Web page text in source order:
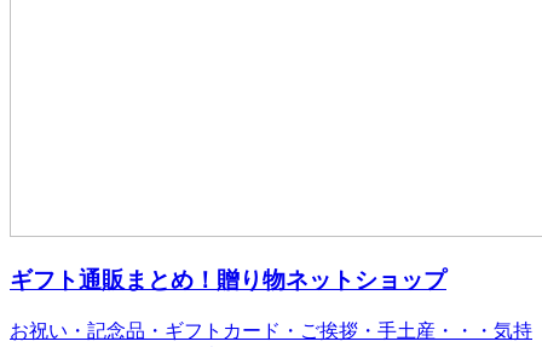
ギフト通販まとめ！贈り物ネットショップ
お祝い・記念品・ギフトカード・ご挨拶・手土産・・・気持